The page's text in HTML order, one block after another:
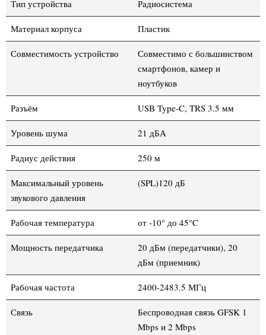
Тип устройства Радиосистема
Материал корпуса Пластик
Совместимость устройство
Совместимо с большинством
смартфонов, камер и
ноутбуков
Разъём USB Type-C, TRS 3.5 мм
Уровень шума 21 дБА
Радиус действия 250 м
Максимальный уровень
звукового давления
(SPL)120 дБ
Рабочая температура от -10° до 45°C
Мощность передатчика
20 дБм (передатчики), 20
дБм (приемник)
Рабочая частота 2400-2483.5 МГц
Связь
Беспроводная связь GFSK 1
Mbps и 2 Mbps